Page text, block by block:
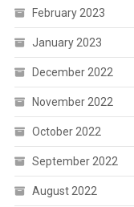
February 2023
January 2023
December 2022
November 2022
October 2022
September 2022
August 2022